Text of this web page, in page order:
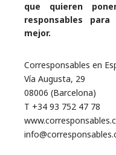
que quieren
responsables
mejor.
Corresponsables en
Vía Augusta, 29
08006 (Barcelona)
T +34 93 752 47 78